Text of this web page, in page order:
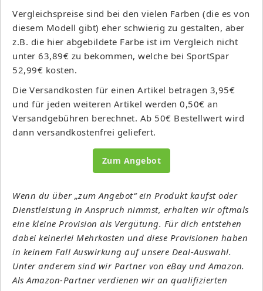
Vergleichspreise sind bei den vielen Farben (die es von
diesem Modell gibt) eher schwierig zu gestalten, aber
z.B. die hier abgebildete Farbe ist im Vergleich nicht
unter 63,89€ zu bekommen, welche bei SportSpar
52,99€ kosten.
Die Versandkosten für einen Artikel betragen 3,95€
und für jeden weiteren Artikel werden 0,50€ an
Versandgebühren berechnet. Ab 50€ Bestellwert wird
dann versandkostenfrei geliefert.
Zum Angebot
Wenn du über „zum Angebot“ ein Produkt kaufst oder
Dienstleistung in Anspruch nimmst, erhalten wir oftmals
eine kleine Provision als Vergütung. Für dich entstehen
dabei keinerlei Mehrkosten und diese Provisionen haben
in keinem Fall Auswirkung auf unsere Deal-Auswahl.
Unter anderem sind wir Partner von eBay und Amazon.
Als Amazon-Partner verdienen wir an qualifizierten